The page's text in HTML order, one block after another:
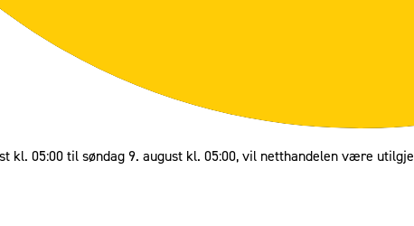
kl. 05:00 til søndag 9. august kl. 05:00, vil netthandelen være